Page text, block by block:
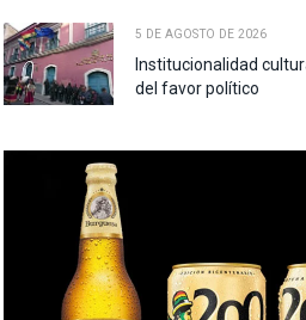
5 DE AGOSTO DE 2026
Institucionalidad
del favor político